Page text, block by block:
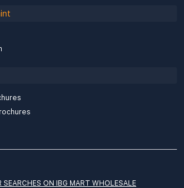
SEARCHES ON IBG MART WHOLESALE